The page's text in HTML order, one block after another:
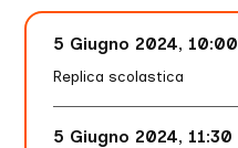
5 Giugno 2024, 10:00
Replica scolastica
5 Giugno 2024, 11:30